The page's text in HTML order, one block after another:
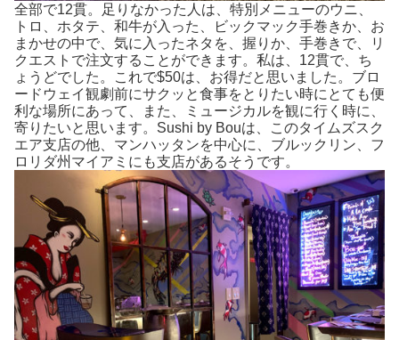
全部で12貫。足りなかった人は、特別メニューのウニ、
トロ、ホタテ、和牛が入った、ビックマック手巻きか、お
まかせの中で、気に入ったネタを、握りか、手巻きで、リ
クエストで注文することができます。私は、12貫で、ち
ょうどでした。これで$50は、お得だと思いました。ブロ
ードウェイ観劇前にサクッと食事をとりたい時にとても便
利な場所にあって、また、ミュージカルを観に行く時に、
寄りたいと思います。Sushi by Bouは、このタイムズスク
エア支店の他、マンハッタンを中心に、ブルックリン、フ
ロリダ州マイアミにも支店があるそうです。